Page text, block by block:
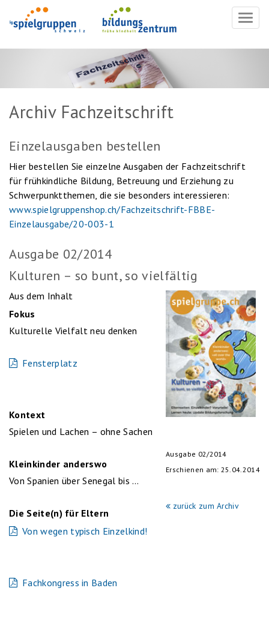
Archiv Fachzeitschrift
Einzelausgaben bestellen
Hier bestellen Sie einzelne Ausgaben der Fachzeitschrift
für frühkindliche Bildung, Betreuung und Erziehung zu
Schwerpunktthemen, die sie besonders interessieren:
www.spielgruppenshop.ch/Fachzeitschrift-FBBE-
Einzelausgabe/20-003-1
Ausgabe 02/2014
Kulturen – so bunt, so vielfältig
Aus dem Inhalt
Fokus
Kulturelle Vielfalt neu denken
Fensterplatz
Kontext
Spielen und Lachen – ohne Sachen
Kleinkinder anderswo
Von Spanien über Senegal bis …
Die Seite(n) für Eltern
Von wegen typisch Einzelkind!
Fachkongress in Baden
Ausgabe 02/2014
Erschienen am: 25.04.2014
zurück zum Archiv